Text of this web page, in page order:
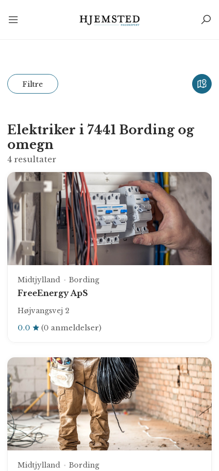
Filtre
Elektriker i 7441 Bording og
omegn
4 resultater
Midtjylland Bording
FreeEnergy ApS
Højvangsvej 2
0.0 (0 anmeldelser)
Midtjylland Bording